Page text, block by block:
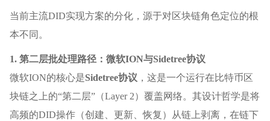
当前主流DID实现方案的分化，源于对区块链角色定位的根
本不同。
1. 第二层批处理路径：微软ION与Sidetree协议
微软ION的核心是Sidetree协议 ，这是一个运行在比特币区
块链之上的“第二层”（Layer 2）覆盖网络。其设计哲学是将
高频的DID操作（创建、更新、恢复）从链上剥离，在链下